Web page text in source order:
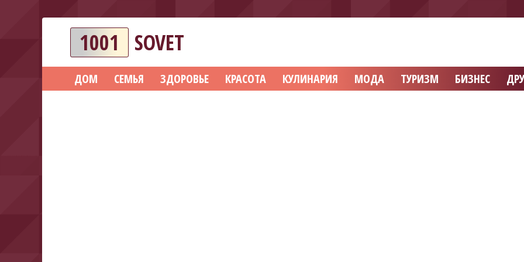
1001 SOVET
ДОМ СЕМЬЯ ЗДОРОВЬЕ КРАСОТА КУЛИНАРИЯ МОДА ТУРИЗМ БИЗНЕС